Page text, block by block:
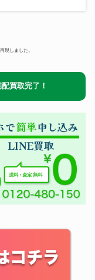
現しました。
買取完了！